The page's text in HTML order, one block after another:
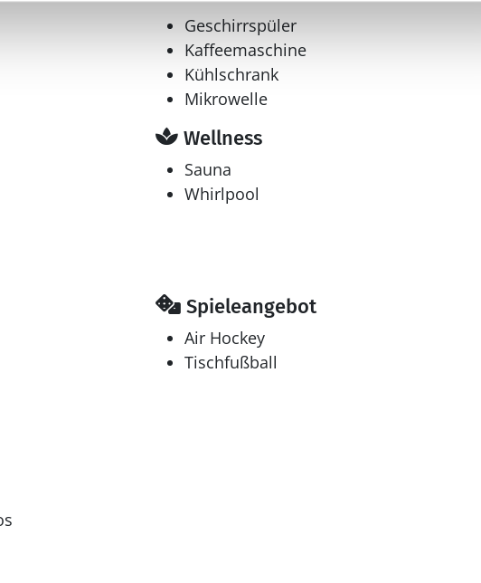
Geschirrspüler
Kaffeemaschine
Kühlschrank
Mikrowelle
Wellness
Sauna
Whirlpool
Spieleangebot
Air Hockey
Tischfußball